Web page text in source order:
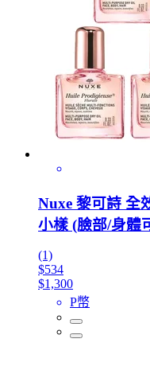
Nuxe 黎可詩 全
小樣 (臉部/身體
(1)
$534
$1,300
P幣